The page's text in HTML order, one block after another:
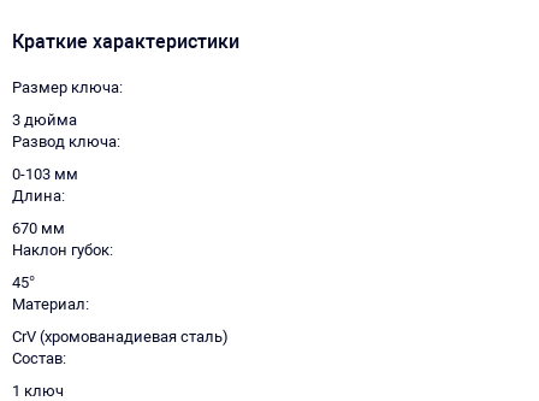
Краткие характеристики
Размер ключа
3 дюйма
Развод ключа
0-103 мм
Длина
670 мм
Наклон губок
45°
Материал
CrV (хромованадиевая сталь)
Состав
1 ключ